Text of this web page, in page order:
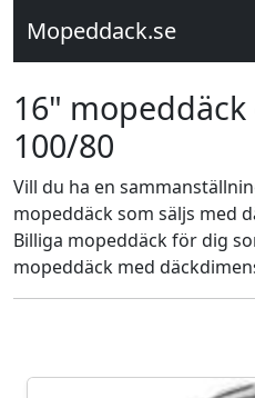
Mopeddack.se
16"
100/80
Vill du ha en
mopeddäck som säljs med
Billiga mopeddäck för dig
mopeddäck med